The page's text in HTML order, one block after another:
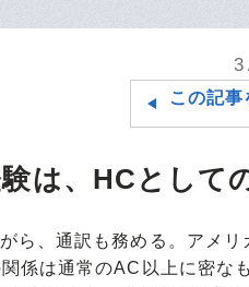
3
この記
は、HCとして
ら、通訳も務める。アメリ
係は通常のAC以上に密な